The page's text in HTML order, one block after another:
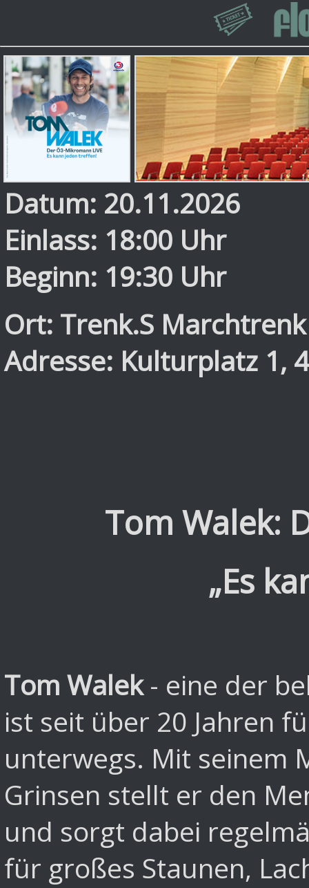
Datum: 20.11.2026
Einlass: 18:00 Uhr
Beginn: 19:30 Uhr
Ort: Trenk.S Marchtrenk
Adresse: Kulturplatz 1,
Tom Walek:
„Es
Tom Walek- eine der
ist seit über 20 Jahren
unterwegs. Mit seinem
Grinsen stellt er den
und sorgt dabei
für großes Staunen,